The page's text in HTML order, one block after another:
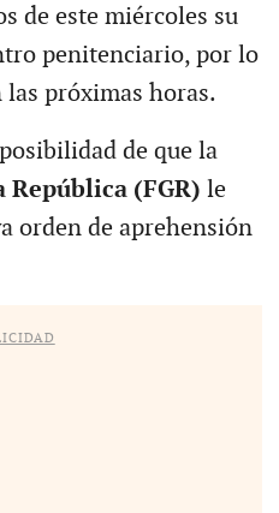
de este miércoles su
penitenciario, por lo
próximas horas.
de que la
República (FGR) le
orden de aprehensión